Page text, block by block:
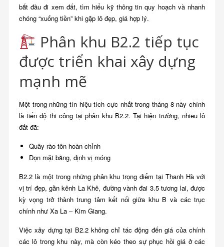
bắt đầu đi xem đất, tìm hiểu kỹ thông tin quy hoạch và nhanh
chóng “xuống tiền” khi gặp lô đẹp, giá hợp lý.
Phân khu B2.2 tiếp tục
được triển khai xây dựng
mạnh mẽ
Một trong những tín hiệu tích cực nhất trong tháng 8 này chính
là tiến độ thi công tại phân khu B2.2. Tại hiện trường, nhiều lô
đất đã:
Quây rào tôn hoàn chỉnh
Dọn mặt bằng, định vị móng
B2.2 là một trong những phân khu trọng điểm tại Thanh Hà với
vị trí đẹp, gần kênh La Khê, đường vành đai 3.5 tương lai, được
kỳ vọng trở thành trung tâm kết nối giữa khu B và các trục
chính như Xa La – Kim Giang.
Việc xây dựng tại B2.2 không chỉ tác động đến giá của chính
các lô trong khu này, mà còn kéo theo sự phục hồi giá ở các